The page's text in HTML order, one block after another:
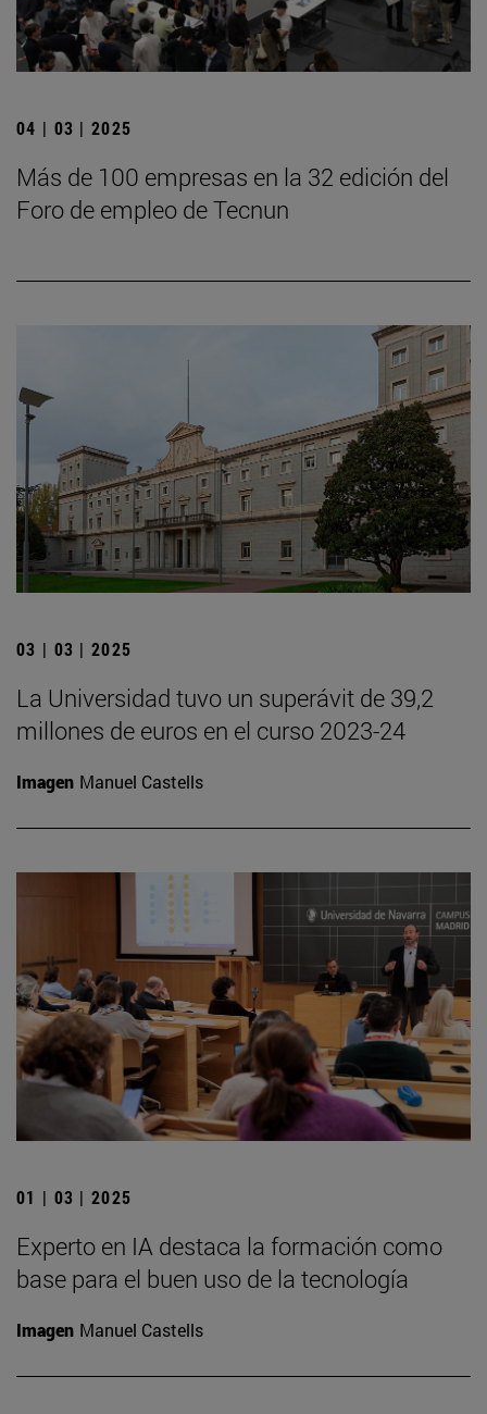
04 | 03 | 2025
Más de 100 empresas en la 32 edición del
Foro de empleo de Tecnun
03 | 03 | 2025
La Universidad tuvo un superávit de 39,2
millones de euros en el curso 2023-24
Imagen Manuel Castells
01 | 03 | 2025
Experto en IA destaca la formación como
base para el buen uso de la tecnología
Imagen Manuel Castells